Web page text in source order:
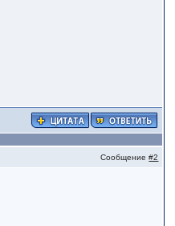
Сообщение#2